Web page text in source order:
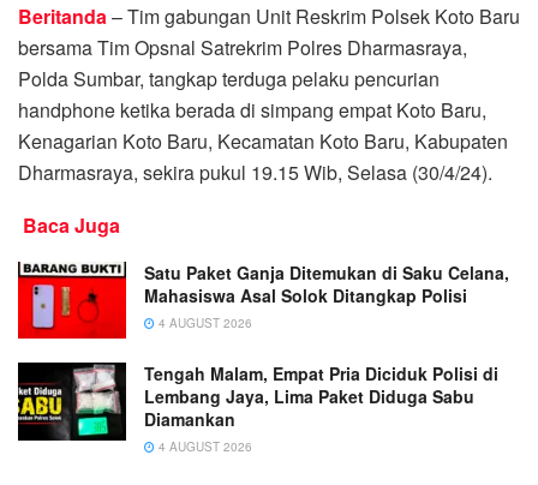
Beritanda– Tim gabungan Unit Reskrim Polsek Koto Baru
bersama Tim Opsnal Satrekrim Polres Dharmasraya,
Polda Sumbar, tangkap terduga pelaku pencurian
handphone ketika berada di simpang empat Koto Baru,
Kenagarian Koto Baru, Kecamatan Koto Baru, Kabupaten
Dharmasraya, sekira pukul 19.15 Wib, Selasa (30/4/24).
Baca Juga
Satu Paket Ganja Ditemukan di Saku Celana,
Mahasiswa Asal Solok Ditangkap Polisi
4 AUGUST 2026
Tengah Malam, Empat Pria Diciduk Polisi di
Lembang Jaya, Lima Paket Diduga Sabu
Diamankan
4 AUGUST 2026